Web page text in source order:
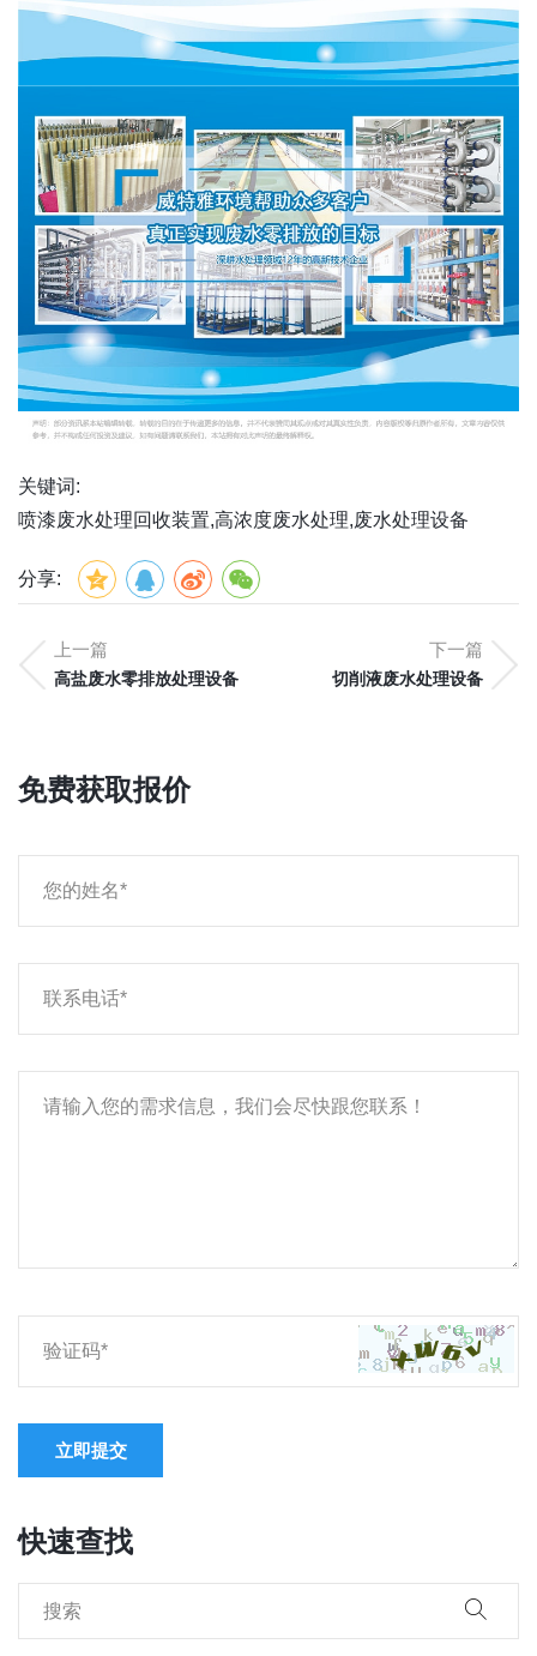
关键词:
喷漆废水处理回收装置,高浓度废水处理,废水处理设备
分享:
上一篇
高盐废水零排放处理设备
下一篇
切削液废水处理设备
免费获取报价
立即提交
快速查找